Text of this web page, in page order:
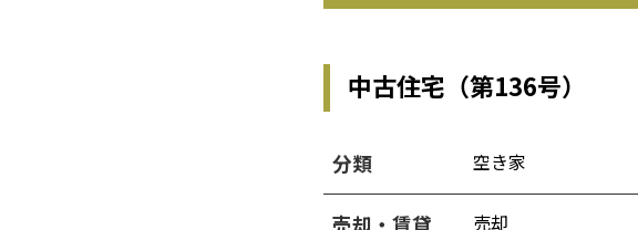
中古住宅 （第136号）
分類 空き家
売却・賃貸 売却